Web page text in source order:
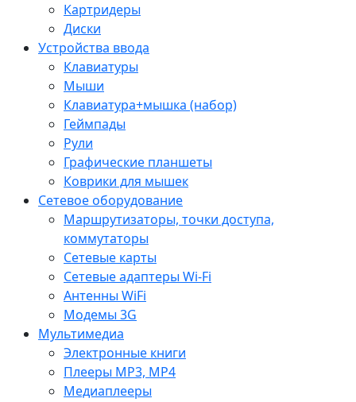
Картридеры
Диски
Устройства ввода
Клавиатуры
Мыши
Клавиатура+мышка (набор)
Геймпады
Рули
Графические планшеты
Коврики для мышек
Сетевое оборудование
Маршрутизаторы, точки доступа,
коммутаторы
Сетевые карты
Сетевые адаптеры Wi-Fi
Антенны WiFi
Модемы 3G
Мультимедиа
Электронные книги
Плееры MP3, MP4
Медиаплееры